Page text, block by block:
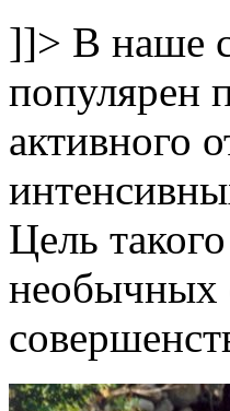
]]> В наше
популярен
активного
Цель
необычных